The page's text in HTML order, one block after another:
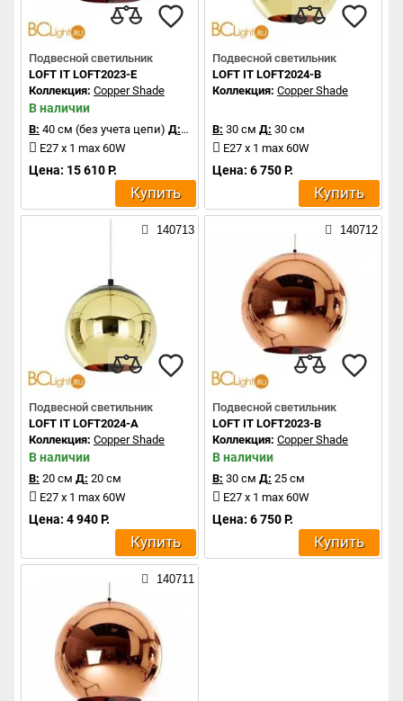
Подвесной светильник
LOFT IT LOFT2023-E
Коллекция: Copper Shade
В наличии
В: 40 см (без учета цепи) Д:40 см
E27 x 1 max 60W
Цена: 15 610 Р.
Купить
Подвесной светильник
LOFT IT LOFT2024-B
Коллекция: Copper Shade
В: 30 см Д: 30 см
E27 x 1 max 60W
Цена: 6 750 Р.
Купить
140713
Подвесной светильник
LOFT IT LOFT2024-A
Коллекция: Copper Shade
В наличии
В: 20 см Д: 20 см
E27 x 1 max 60W
Цена: 4 940 Р.
Купить
140712
Подвесной светильник
LOFT IT LOFT2023-B
Коллекция: Copper Shade
В наличии
В: 30 см Д: 25 см
E27 x 1 max 60W
Цена: 6 750 Р.
Купить
140711